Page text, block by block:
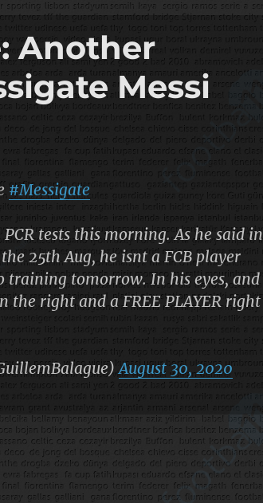
Another
Messi
#Messigate
tests this morning. As he said in
25th Aug, he isnt a FCB player
training tomorrow. In his eyes, and
the right and a FREE PLAYER right
August 30, 2020